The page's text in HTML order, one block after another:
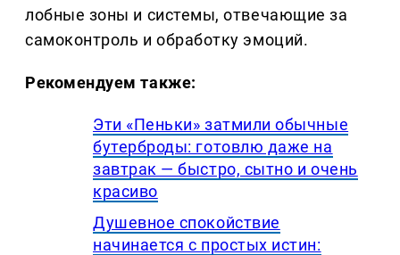
лобные зоны и системы, отвечающие за
самоконтроль и обработку эмоций.
Рекомендуем также:
Эти «Пеньки» затмили обычные
бутерброды: готовлю даже на
завтрак — быстро, сытно и очень
красиво
Душевное спокойствие
начинается с простых истин: